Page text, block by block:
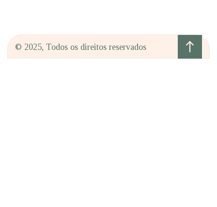
© 2025, Todos os direitos reservados north